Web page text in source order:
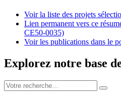
Voir la liste des projets
Lien permanent vers ce
CE50-0035)
Voir les publications dans le
Explorez notre base